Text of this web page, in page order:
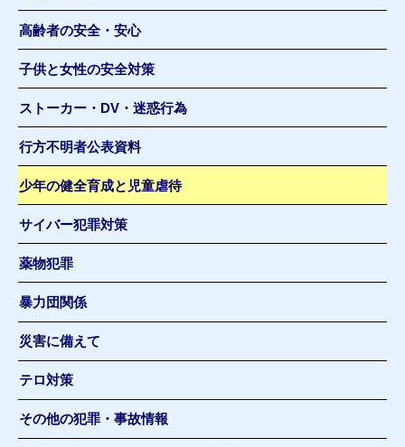
高齢者の安全・安心
子供と女性の安全対策
ストーカー・DV・迷惑行為
行方不明者公表資料
少年の健全育成と児童虐待
サイバー犯罪対策
薬物犯罪
暴力団関係
災害に備えて
テロ対策
その他の犯罪・事故情報